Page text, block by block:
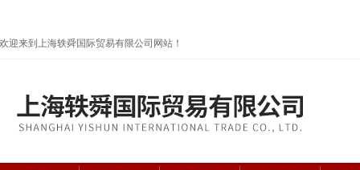
欢迎来到上海轶舜国际贸易有限公司网站！